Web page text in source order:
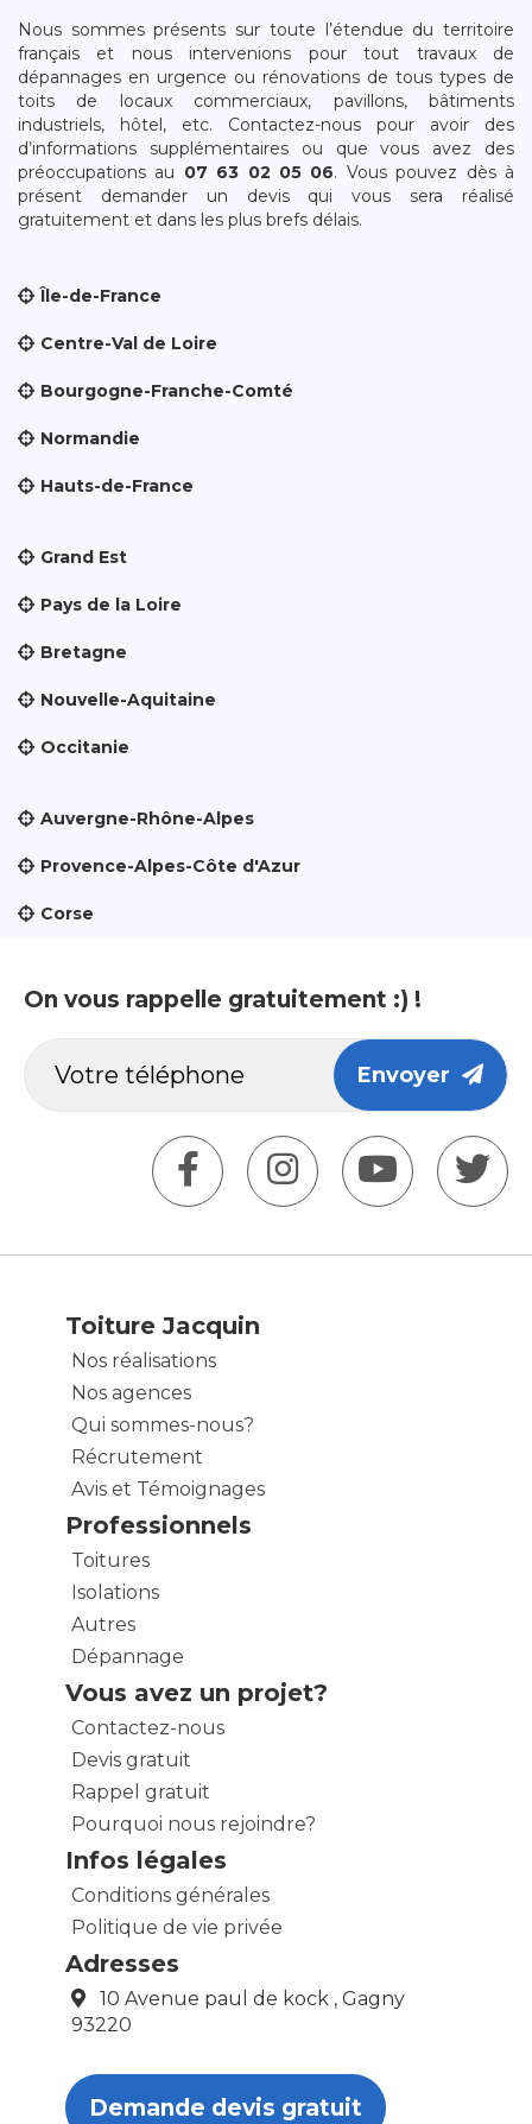
Nous sommes présents sur toute l’étendue du territoire
français et nous intervenions pour tout travaux de
dépannages en urgence ou rénovations de tous types de
toits de locaux commerciaux, pavillons, bâtiments
industriels, hôtel, etc. Contactez-nous pour avoir des
d’informations supplémentaires ou que vous avez des
préoccupations au 07 63 02 05 06. Vous pouvez dès à
présent demander un devis qui vous sera réalisé
gratuitement et dans les plus brefs délais.
Île-de-France
Centre-Val de Loire
Bourgogne-Franche-Comté
Normandie
Hauts-de-France
Grand Est
Pays de la Loire
Bretagne
Nouvelle-Aquitaine
Occitanie
Auvergne-Rhône-Alpes
Provence-Alpes-Côte d'Azur
Corse
On vous rappelle gratuitement :) !
Envoyer
Toiture Jacquin
Nos réalisations
Nos agences
Qui sommes-nous?
Récrutement
Avis et Témoignages
Professionnels
Toitures
Isolations
Autres
Dépannage
Vous avez un projet?
Contactez-nous
Devis gratuit
Rappel gratuit
Pourquoi nous rejoindre?
Infos légales
Conditions générales
Politique de vie privée
Adresses
10 Avenue paul de kock , Gagny
93220
Demande devis gratuit